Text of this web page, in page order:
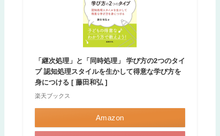
「継次処理」と「同時処理」 学び方の2つのタイ
プ 認知処理スタイルを生かして得意な学び方を
身につける [ 藤田和弘 ]
楽天ブックス
Amazon